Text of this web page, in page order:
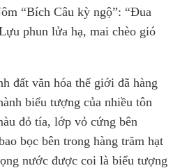
“Bích Câu kỳ ngộ”: “Đua
phun lửa hạ, mai chèo gió
đất văn hóa thế giới đã hàng
biểu tượng của nhiều tôn
đỏ tía, lớp vỏ cứng bên
bọc bên trong hàng trăm hạt
nước được coi là biểu tượng